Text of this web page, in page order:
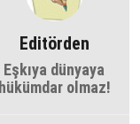
Editörden
Eşkıya dünyaya
hükümdar olmaz!